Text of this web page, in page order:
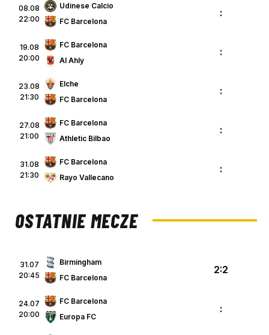
08.08
22:00
Udinese Calcio
FC Barcelona
:
19.08
20:00
FC Barcelona
Al Ahly
:
23.08
21:30
Elche
FC Barcelona
:
27.08
21:00
FC Barcelona
Athletic Bilbao
:
31.08
21:30
FC Barcelona
Rayo Vallecano
:
OSTATNIE MECZE
31.07
20:45
Birmingham
FC Barcelona
2:2
24.07
20:00
FC Barcelona
Europa FC
: